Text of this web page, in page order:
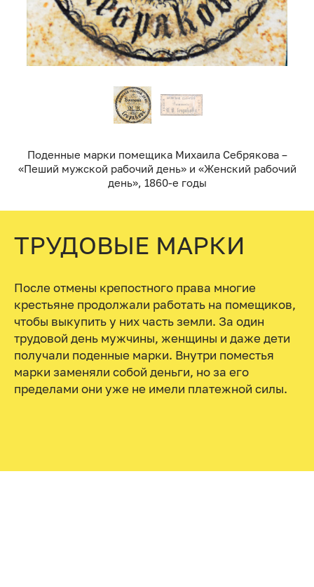
Поденные марки помещика Михаила Себрякова –
«Пеший мужской рабочий день» и «Женский рабочий
день», 1860-е годы
ТРУДОВЫЕ МАРКИ
После отмены крепостного права многие
крестьяне продолжали работать на помещиков,
чтобы выкупить у них часть земли. За один
трудовой день мужчины, женщины и даже дети
получали поденные марки. Внутри поместья
марки заменяли собой деньги, но за его
пределами они уже не имели платежной силы.